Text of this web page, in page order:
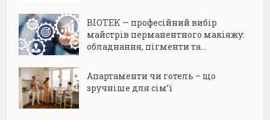
BIOTEK — професійний вибір
майстрів перманентного макіяжу:
обладнання, пігменти та...
Апартаменти чи готель – що
зручніше для сім’ї